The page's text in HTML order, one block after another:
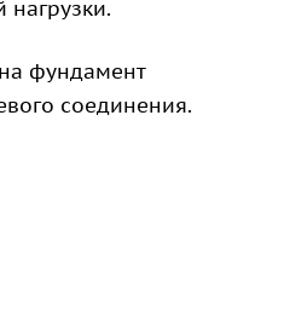
нагрузки.
фундамент
соединения.